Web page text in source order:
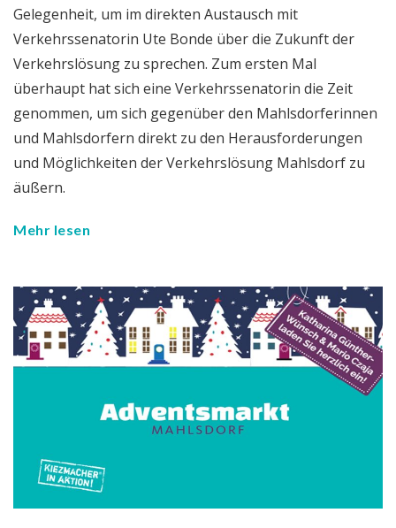
Gelegenheit, um im direkten Austausch mit
Verkehrssenatorin Ute Bonde über die Zukunft der
Verkehrslösung zu sprechen. Zum ersten Mal
überhaupt hat sich eine Verkehrssenatorin die Zeit
genommen, um sich gegenüber den Mahlsdorferinnen
und Mahlsdorfern direkt zu den Herausforderungen
und Möglichkeiten der Verkehrslösung Mahlsdorf zu
äußern.
Mehr lesen